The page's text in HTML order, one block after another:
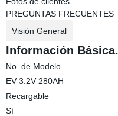
PREGUNTAS FRECUENTES
Visión General
Información Básica.
No. de Modelo.
EV 3.2V 280AH
Recargable
Sí